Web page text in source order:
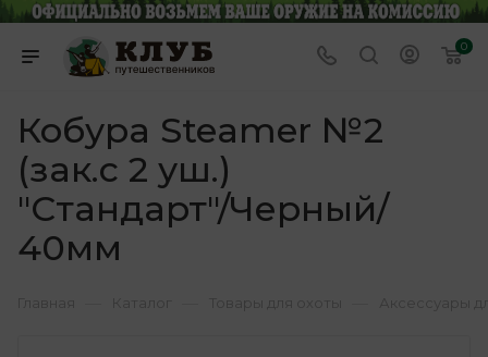
0
Кобура Steamer №2
(зак.с 2 уш.)
"Стандарт"/Черный/
40мм